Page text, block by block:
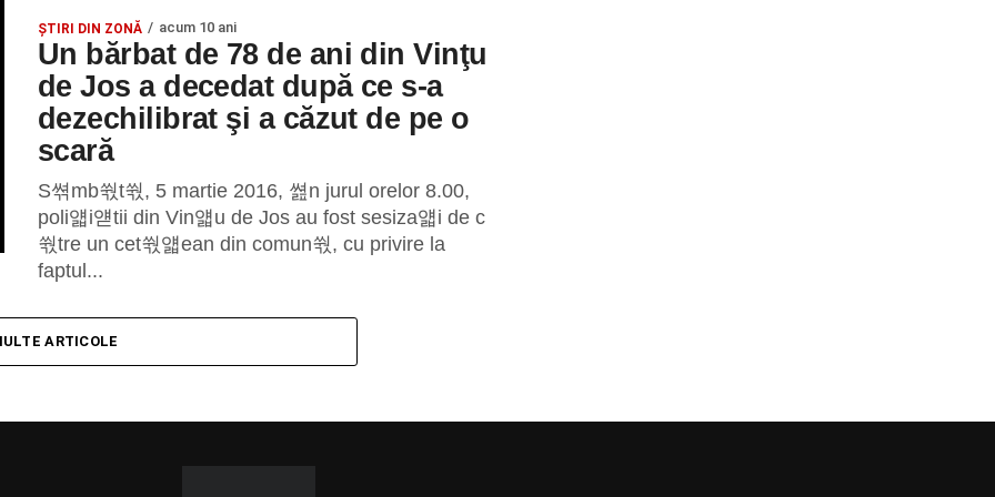
ȘTIRI DIN ZONĂ acum 10 ani
Un bărbat de 78 de ani din Vinţu
de Jos a decedat după ce s-a
dezechilibrat şi a căzut de pe o
scară
S쎢mb쒃t쒃, 5 martie 2016, 쎮n jurul orelor 8.00,
poli얣i얟tii din Vin얣u de Jos au fost sesiza얣i de c
쒃tre un cet쒃얣ean din comun쒃, cu privire la
faptul...
ARTICOLE